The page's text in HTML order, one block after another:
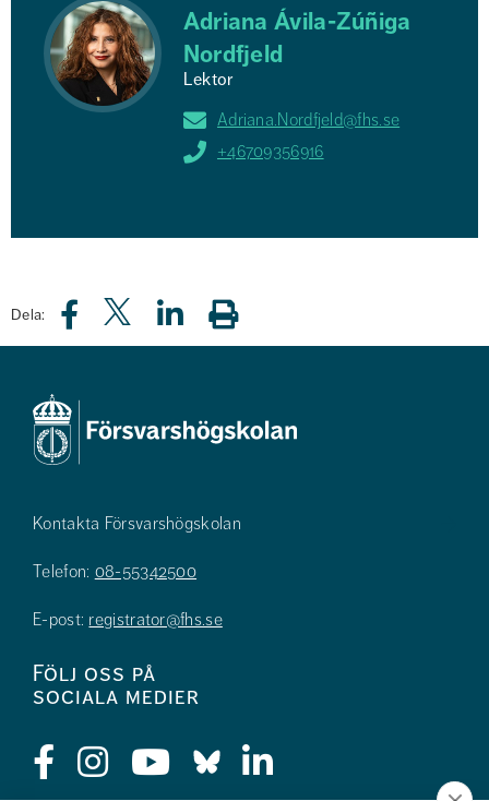
Adriana Ávila-Zúñiga
Nordfjeld
Lektor
Adriana.Nordfjeld@fhs.se
+46709356916
Dela:
Kontakta Försvarshögskolan
Telefon: 08-55342500
E-post: registrator@fhs.se
Följ oss på
sociala medier